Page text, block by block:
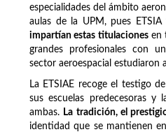
especialidades del ámbito
aulas de la UPM, pues
impartían estas titulacionesen
grandes profesionales con
sector aeroespacial estudiaron
La ETSIAE recoge el testigo
sus escuelas predecesoras y
ambas. La tradición, el
identidad que se mantienen